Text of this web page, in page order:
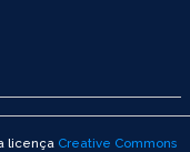
licença Creative Commons